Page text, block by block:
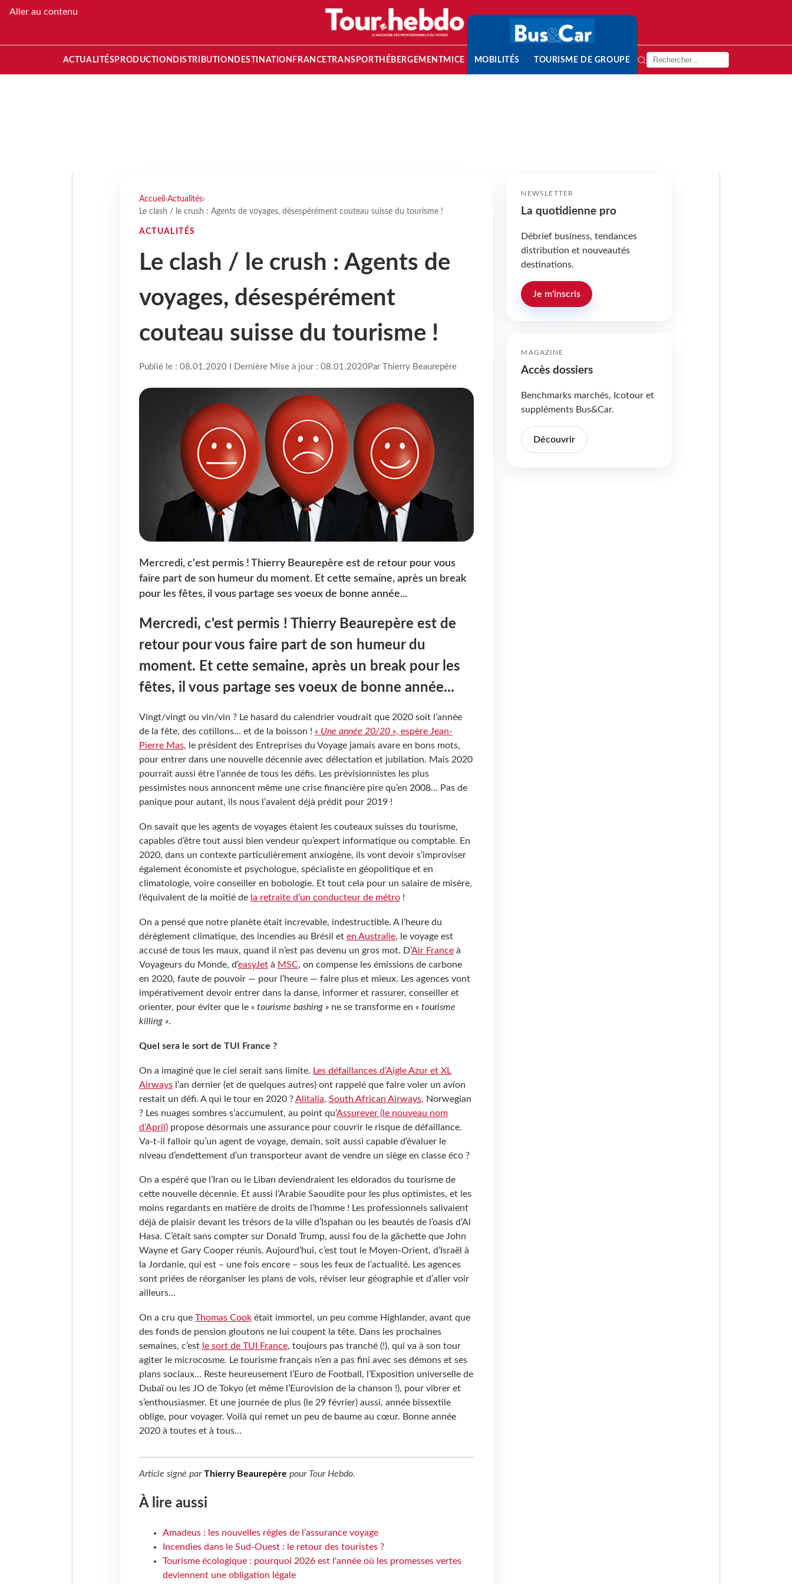
Aller au contenu
ACTUALITÉS PRODUCTION DISTRIBUTION DESTINATION FRANCETRANSPORT HÉBERGEMENTMICE MOBILITÉS TOURISME DE GROUPE
Accueil ›Actualités›
Le clash / le crush : Agents de voyages, désespérément couteau suisse du tourisme !
ACTUALITÉS
Le clash / le crush : Agents de
voyages, désespérément
couteau suisse du tourisme !
Publié le : 08.01.2020 I Dernière Mise à jour : 08.01.2020Par Thierry Beaurepère
Mercredi, c'est permis ! Thierry Beaurepère est de retour pour vous
faire part de son humeur du moment. Et cette semaine, après un break
pour les fêtes, il vous partage ses voeux de bonne année...
Mercredi, c'est permis ! Thierry Beaurepère est de
retour pour vous faire part de son humeur du
moment. Et cette semaine, après un break pour les
fêtes, il vous partage ses voeux de bonne année...
Vingt/vingt ou vin/vin ? Le hasard du calendrier voudrait que 2020 soit l’année
de la fête, des cotillons… et de la boisson ! « Une année 20/20 », espère Jean-
Pierre Mas, le président des Entreprises du Voyage jamais avare en bons mots,
pour entrer dans une nouvelle décennie avec délectation et jubilation. Mais 2020
pourrait aussi être l’année de tous les défis. Les prévisionnistes les plus
pessimistes nous annoncent même une crise financière pire qu’en 2008… Pas de
panique pour autant, ils nous l’avaient déjà prédit pour 2019 !
On savait que les agents de voyages étaient les couteaux suisses du tourisme,
capables d’être tout aussi bien vendeur qu’expert informatique ou comptable. En
2020, dans un contexte particulièrement anxiogène, ils vont devoir s’improviser
également économiste et psychologue, spécialiste en géopolitique et en
climatologie, voire conseiller en bobologie. Et tout cela pour un salaire de misère,
l’équivalent de la moitié de la retraite d’un conducteur de métro!
On a pensé que notre planète était increvable, indestructible. A l’heure du
dérèglement climatique, des incendies au Brésil et en Australie, le voyage est
accusé de tous les maux, quand il n’est pas devenu un gros mot. D’Air Franceà
Voyageurs du Monde, d’easyJetà MSC, on compense les émissions de carbone
en 2020, faute de pouvoir — pour l’heure — faire plus et mieux. Les agences vont
impérativement devoir entrer dans la danse, informer et rassurer, conseiller et
orienter, pour éviter que le « tourisme bashing »ne se transforme en « tourisme
killing ».
Quel sera le sort de TUI France ?
On a imaginé que le ciel serait sans limite. Les défaillances d’Aigle Azur et XL
Airwaysl’an dernier (et de quelques autres) ont rappelé que faire voler un avion
restait un défi. A qui le tour en 2020 ?Alitalia, South African Airways, Norwegian
? Les nuages sombres s’accumulent, au point qu’Assurever (le nouveau nom
d’April)propose désormais une assurance pour couvrir le risque de défaillance.
Va-t-il falloir qu’un agent de voyage, demain, soit aussi capable d’évaluer le
niveau d’endettement d’un transporteur avant de vendre un siège en classe éco ?
On a espéré que l’Iran ou le Liban deviendraient les eldorados du tourisme de
cette nouvelle décennie. Et aussi l’Arabie Saoudite pour les plus optimistes, et les
moins regardants en matière de droits de l’homme ! Les professionnels salivaient
déjà de plaisir devant les trésors de la ville d’Ispahan ou les beautés de l’oasis d’Al
Hasa. C’était sans compter sur Donald Trump, aussi fou de la gâchette que John
Wayne et Gary Cooper réunis. Aujourd’hui, c’est tout le Moyen-Orient, d’Israël à
la Jordanie, qui est – une fois encore – sous les feux de l’actualité. Les agences
sont priées de réorganiser les plans de vols, réviser leur géographie et d’aller voir
ailleurs…
On a cru que Thomas Cookétait immortel, un peu comme Highlander, avant que
des fonds de pension gloutons ne lui coupent la tête. Dans les prochaines
semaines, c’est le sort de TUI France, toujours pas tranché (!), qui va à son tour
agiter le microcosme. Le tourisme français n’en a pas fini avec ses démons et ses
plans sociaux… Reste heureusement l’Euro de Football, l’Exposition universelle de
Dubaï ou les JO de Tokyo (et même l’Eurovision de la chanson !), pour vibrer et
s’enthousiasmer. Et une journée de plus (le 29 février) aussi, année bissextile
oblige, pour voyager. Voilà qui remet un peu de baume au cœur. Bonne année
2020 à toutes et à tous…
Article signé parThierry Beaurepère pour Tour Hebdo.
À lire aussi
Amadeus : les nouvelles règles de l’assurance voyage
Incendies dans le Sud-Ouest : le retour des touristes ?
Tourisme écologique : pourquoi 2026 est l'année où les promesses vertes
deviennent une obligation légale
NEWSLETTER
La quotidienne pro
Débrief business, tendances
distribution et nouveautés
destinations.
Je m'inscris
MAGAZINE
Accès dossiers
Benchmarks marchés, Icotour et
suppléments Bus&Car.
Découvrir